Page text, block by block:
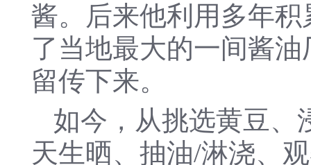
酱。后来他利用多年
了当地最大的一间酱
留传下来。
如今，从挑选黄豆、
天生晒、抽油/淋浇、